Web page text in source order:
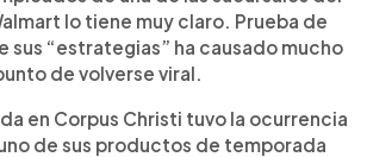
lo tiene muy claro. Prueba de
sus “estrategias” ha causado mucho
de volverse viral.
en Corpus Christi tuvo la ocurrencia
de sus productos de temporada